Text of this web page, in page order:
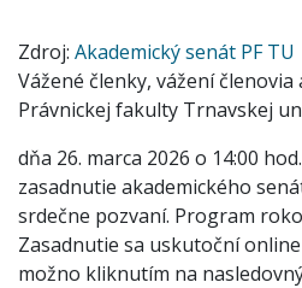
Zdroj Akademický senát PF TU
Vážené členky, vážení členovia
Právnickej fakulty Trnavskej
dňa 26. marca 2026 o 14:00
zasadnutie akademického
srdečne pozvaní. Program
Zasadnutie sa uskutoční
možno kliknutím na